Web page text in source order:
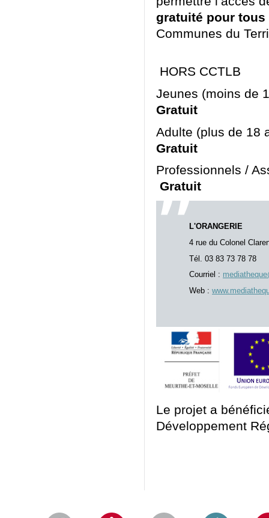
gratuité pour
Communes du
HORS CCTLB
Jeunes
Gratuit
Adulte
Gratuit
L'ORANGERIE
4 rue du Colonel
Tél. 03 83 73 78 78
Courriel :
Web :
Le projet a
Développement